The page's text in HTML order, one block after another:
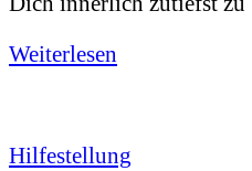
Weiterlesen
Hilfestellung